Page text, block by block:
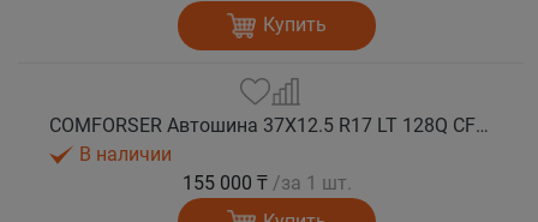
Купить
COMFORSER Автошина 37X12.5 R17 LT 128Q CF9000 R/T RWL 12PR лето
В наличии
155 000 ₸ /за 1 шт.